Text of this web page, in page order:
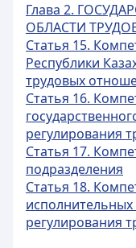
Глава 2.
ОБЛАСТИ
Статья 15.
Республики
трудовых
Статья 16.
регулирования
Статья 17.
подразделения
Статья 18.
исполнительных
регулирования